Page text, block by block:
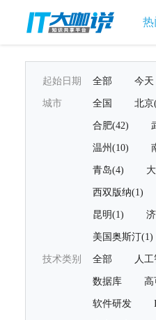
热
起始日期 全部 今天
城市 全国 北京
合肥(42)
温州(10)
青岛(4)
西双版纳(1)
昆明(1)
美国奥斯汀(1)
技术类别 全部 人
数据库 高
软件研发